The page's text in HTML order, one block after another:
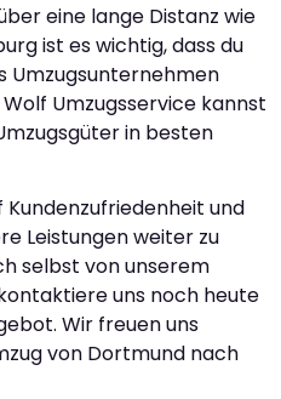
eine lange Distanz wie
ist es wichtig, dass du
Umzugsunternehmen
Umzugsservice kannst
in besten
und
Leistungen weiter zu
selbst von unserem
uns noch heute
Wir freuen uns
von Dortmund nach